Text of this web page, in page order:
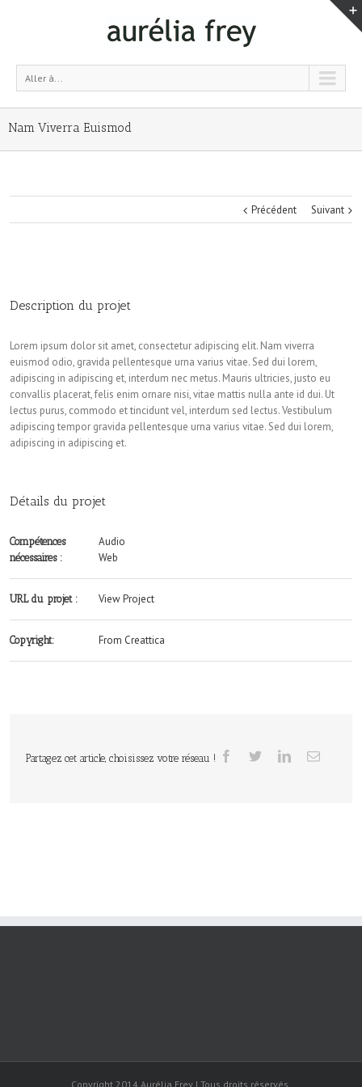
Aller à...
Nam Viverra Euismod
Précédent Suivant
Description du projet
Lorem ipsum dolor sit amet, consectetur adipiscing elit. Nam viverra
euismod odio, gravida pellentesque urna varius vitae. Sed dui lorem,
adipiscing in adipiscing et, interdum nec metus. Mauris ultricies, justo eu
convallis placerat, felis enim ornare nisi, vitae mattis nulla ante id dui. Ut
lectus purus, commodo et tincidunt vel, interdum sed lectus. Vestibulum
adipiscing tempor gravida pellentesque urna varius vitae. Sed dui lorem,
adipiscing in adipiscing et.
Détails du projet
Compétences
nécessaires :
Audio
Web
URL du projet : View Project
Copyright: From Creattica
Partagez cet article, choisissez votre réseau !
Copyright 2014 Aurélia Frey | Tous droits réservés.